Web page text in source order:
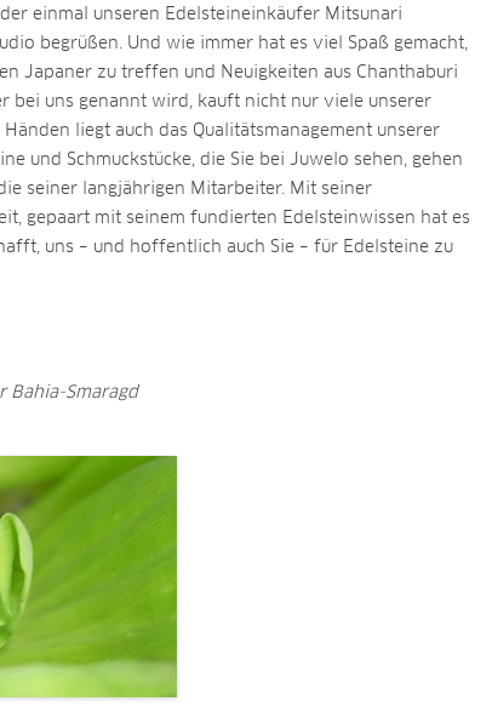
einmal unseren Edelsteineinkäufer Mitsunari
begrüßen. Und wie immer hat es viel Spaß gemacht,
Japaner zu treffen und Neuigkeiten aus Chanthaburi
bei uns genannt wird, kauft nicht nur viele unserer
liegt auch das Qualitätsmanagement unserer
und Schmuckstücke, die Sie bei Juwelo sehen, gehen
seiner langjährigen Mitarbeiter. Mit seiner
gepaart mit seinem fundierten Edelsteinwissen hat es
uns – und hoffentlich auch Sie – für Edelsteine zu
Bahia-Smaragd